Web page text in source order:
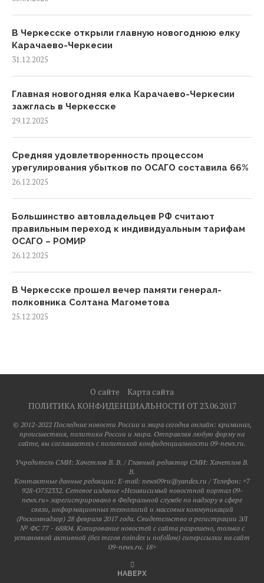
В Черкесске открыли главную новогоднюю елку
Карачаево-Черкесии
31.12.2025
Главная новогодняя елка Карачаево-Черкесии
зажглась в Черкесске
29.12.2025
Средняя удовлетворенность процессом
урегулирования убытков по ОСАГО составила 66%
26.12.2025
Большинство автовладельцев РФ считают
правильным переход к индивидуальным тарифам
ОСАГО – РОМИР
26.12.2025
В Черкесске прошел вечер памяти генерал-
полковника Солтана Магометова
25.12.2025
О сайте
Карта сайта
ПОЛИТИКА КОНФИДЕНЦИАЛЬНОСТИ ОТ 23.06.2017
© 2012-2022 Последние новости России и мира сегодня онлайн: криминал,
происшествия, политика России и мира. Отправляя любую форму на
сайте, вы соглашаетесь с политикой конфиденциальности 09-news.ru.
Учредитель СМИ: Хaчeтлoв B. B. / Главный редактор СМИ: Хaчeтлoв B.
B.
Контактные данные редакции: E-mail: news09ru@yandex.ru / Телефон: +7
928-O752332. Сетевое издание «Независимый новостной портал 09-
news.ru» зарегистрировано в Федеральной службе по надзору в сфере
связи, информационных технологий и массовых коммуникаций
(Роскомнадзор) 28 февраля 2017 года. Свидетельство о регистрации ЭЛ
№ ФС 77 - 68804. Копирование новостей с сайта разрешено, только с
установкой активной (без тегов noindex и nofollow) гиперссылки на сайт
09-news.ru. 18+
НАВЕРХ